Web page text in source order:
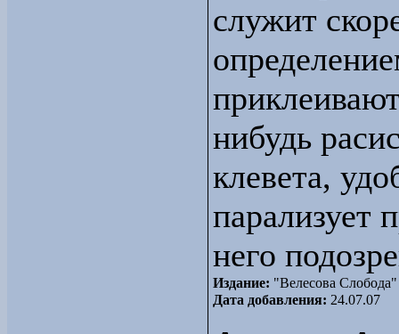
служит
нибудь
клевета,
парализует
него
Издание: "Велесова Слобода"
Дата добавления: 24.07.07